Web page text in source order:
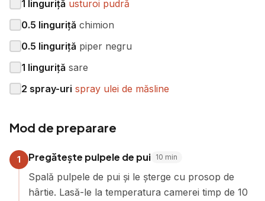
1 linguriță usturoi pudră
0.5 linguriță chimion
0.5 linguriță piper negru
1 linguriță sare
2 spray-uri spray ulei de măsline
Mod de preparare
1 Pregătește pulpele de pui 10 min
Spală pulpele de pui și le șterge cu prosop de
hârtie. Lasă-le la temperatura camerei timp de 10